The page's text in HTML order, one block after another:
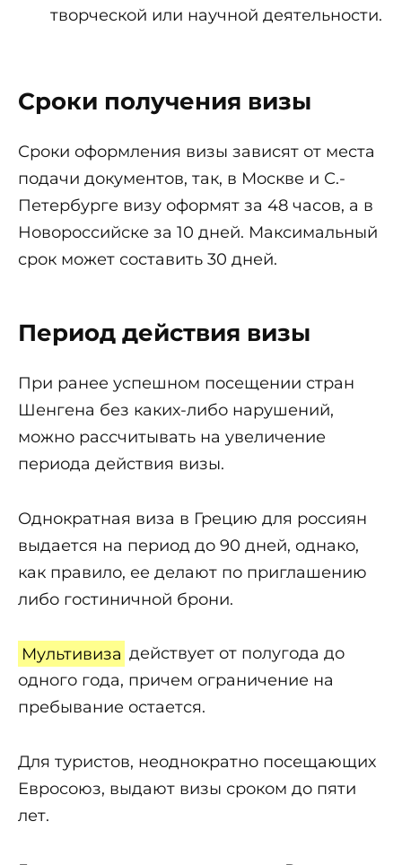
творческой или научной деятельности.
Сроки получения визы
Сроки оформления визы зависят от места
подачи документов, так, в Москве и С.-
Петербурге визу оформят за 48 часов, а в
Новороссийске за 10 дней. Максимальный
срок может составить 30 дней.
Период действия визы
При ранее успешном посещении стран
Шенгена без каких-либо нарушений,
можно рассчитывать на увеличение
периода действия визы.
Однократная виза в Грецию для россиян
выдается на период до 90 дней, однако,
как правило, ее делают по приглашению
либо гостиничной брони.
Мультивиза действует от полугода до
одного года, причем ограничение на
пребывание остается.
Для туристов, неоднократно посещающих
Евросоюз, выдают визы сроком до пяти
лет.